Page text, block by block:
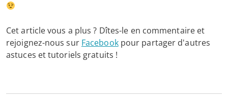
Cet article vous a plus ? Dîtes-le en commentaire et
rejoignez-nous sur Facebookpour partager d'autres
astuces et tutoriels gratuits !